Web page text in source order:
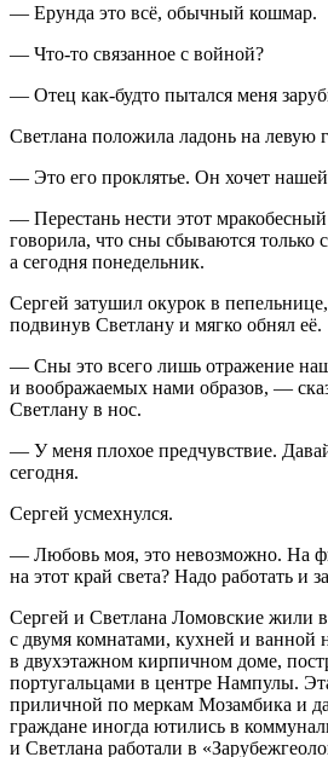
— Ерунда это всё, обычный кошмар.
— Что-то связанное с войной?
— Отец как-будто пытался меня
Светлана положила ладонь на левую
— Это его проклятье. Он хочет
— Перестань нести этот
говорила, что сны сбываются только
а сегодня понедельник.
Сергей затушил окурок в
подвинув Светлану и мягко обнял её.
— Сны это всего лишь отражение
и воображаемых нами образов, —
Светлану в нос.
— У меня плохое предчувствие.
сегодня.
Сергей усмехнулся.
— Любовь моя, это невозможно. На
на этот край света? Надо работать и
Сергей и Светлана Ломовские жили
с двумя комнатами, кухней и ванной
в двухэтажном кирпичном доме,
португальцами в центре Нампулы.
приличной по меркам Мозамбика и
граждане иногда ютились в
и Светлана работали в